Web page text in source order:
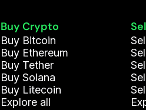
Buy Crypto
Buy Bitcoin
Buy Ethereum
Buy Tether
Buy Solana
Buy Litecoin
Explore all